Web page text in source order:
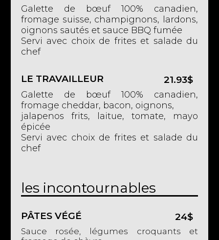
Galette de bœuf 100% canadien,
fromage suisse, champignons, lardons,
oignons sautés et sauce BBQ fumée
Servi avec choix de frites et salade du
chef
LE TRAVAILLEUR
Galette de bœuf 100% canadien,
fromage cheddar, bacon, oignons,
jalapenos frits, laitue, tomate, mayo
épicée
Servi avec choix de frites et salade du
chef
21.93$
les incontournables
PÂTES VÉGÉ
Sauce rosée, légumes croquants et
24$